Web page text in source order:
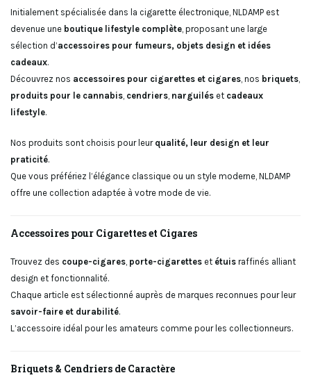
Initialement spécialisée dans la cigarette électronique, NLDAMP est
devenue une boutique lifestyle complète , proposant une large
sélection d’accessoires pour fumeurs, objets design et idées
cadeaux.
Découvrez nos accessoires pour cigarettes et cigares , nos briquets
produits pour le cannabis cendriers narguilés et cadeaux
lifestyle.
Nos produits sont choisis pour leur qualité, leur design et leur
praticité.
Que vous préfériez l’élégance classique ou un style moderne, NLDAMP
offre une collection adaptée à votre mode de vie.
Accessoires pour Cigarettes et Cigares
Trouvez des coupe-cigares porte-cigarettes et étuis raffinés alliant
design et fonctionnalité.
Chaque article est sélectionné auprès de marques reconnues pour leur
savoir-faire et durabilité.
L’accessoire idéal pour les amateurs comme pour les collectionneurs.
Briquets & Cendriers de Caractère